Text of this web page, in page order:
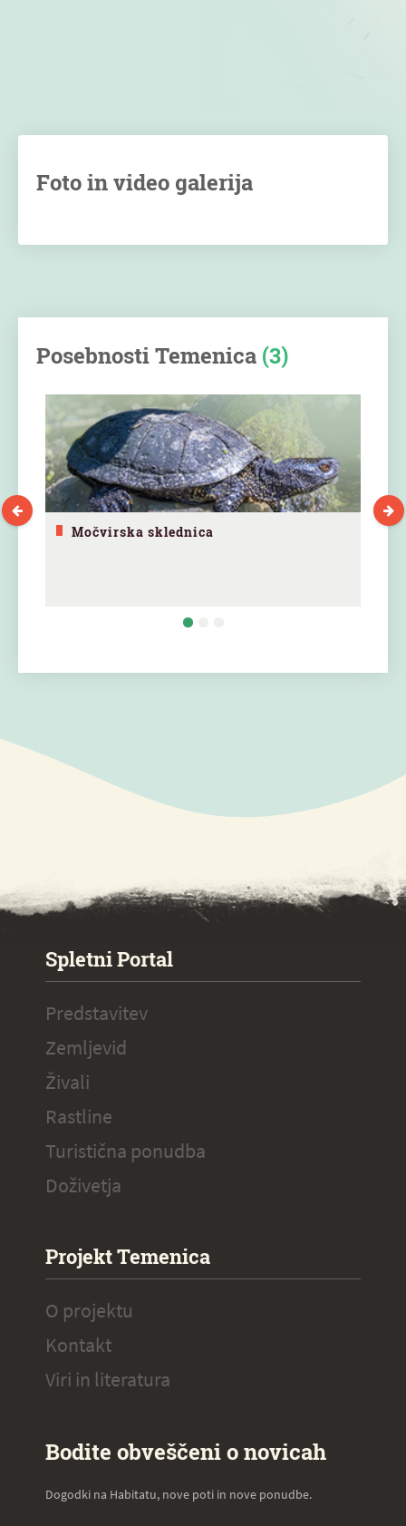
Foto in video galerija
Posebnosti Temenica (3)
Močvirska sklednica
Spletni Portal
Predstavitev
Zemljevid
Živali
Rastline
Turistična ponudba
Doživetja
Projekt Temenica
O projektu
Kontakt
Viri in literatura
Bodite obveščeni o novicah
Dogodki na Habitatu, nove poti in nove ponudbe.